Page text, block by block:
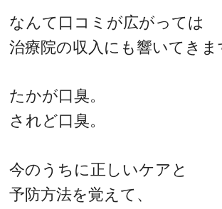
なんて口コミが広がっては
治療院の収入にも響いてきま
たかが口臭。
されど口臭。
今のうちに正しいケアと
予防方法を覚えて、